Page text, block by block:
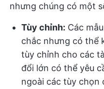
nhưng chúng có một
Tùy chỉnh: Các
chắc nhưng có thể
tùy chỉnh cho các
đổi lớn có thể yêu
ngoài các tùy chọn